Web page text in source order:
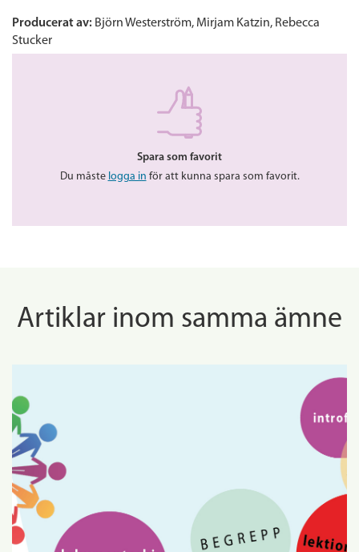
Producerat av: Björn Westerström, Mirjam Katzin, Rebecca
Stucker
Spara som favorit
Du måste logga in för att kunna spara som favorit.
Artiklar inom samma ämne